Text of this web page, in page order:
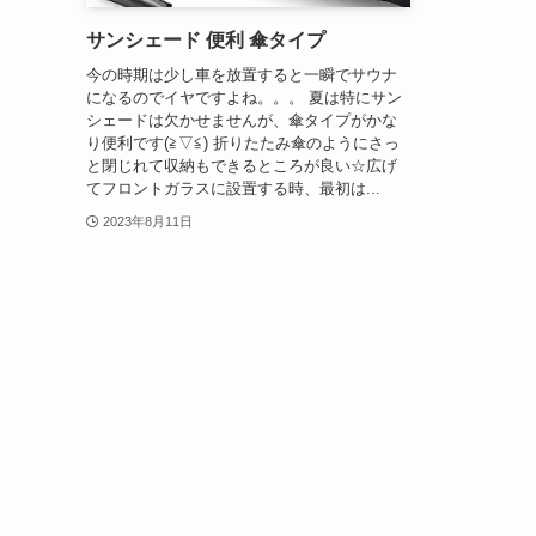
サンシェード 便利 傘タイプ
今の時期は少し車を放置すると一瞬でサウナ
になるのでイヤですよね。。。 夏は特にサン
シェードは欠かせませんが、傘タイプがかな
り便利です(≧▽≦) 折りたたみ傘のようにさっ
と閉じれて収納もできるところが良い☆広げ
てフロントガラスに設置する時、最初は...
2023年8月11日